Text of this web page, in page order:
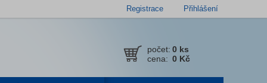
Registrace Přihlášení
počet: 0 ks
cena: 0 Kč